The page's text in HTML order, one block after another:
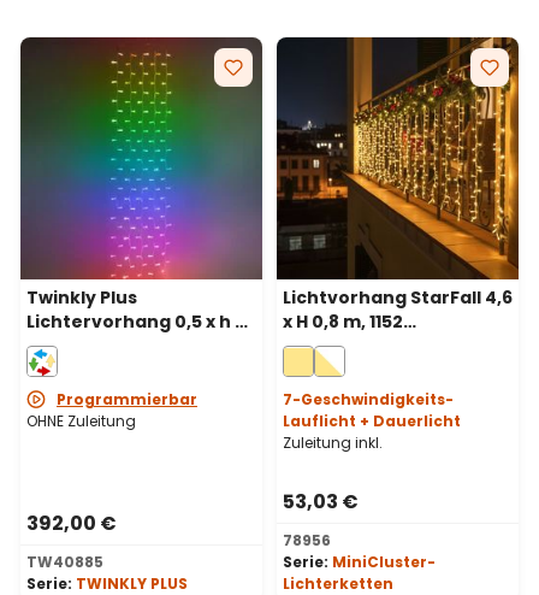
Twinkly Plus
Lichtervorhang 0,5 x h 4
m, 250 PixelLEDs, RGB
und warmweiß,
schwarzes Kabel
Programmierbar
OHNE Zuleitung
392,00 €
TW40885
Serie: TWINKLY PLUS
Lichtvorhang StarFall 4,6
x H 0,8 m, 1152
warmweiße LEDs,
transparentes Kabel
7-Geschwindigkeits-
Lauflicht + Dauerlicht
Zuleitung inkl.
53,03 €
78956
Serie: MiniCluster-
Lichterketten